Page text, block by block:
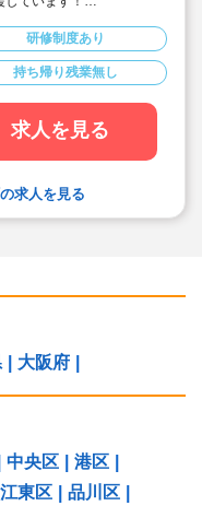
ち帰り残業なし
給休暇の消化もしっかり
持ちの方や子育て中の方も
力を入れています！
研修制度あり
持ち帰り残業無し
求人を見る
求人を見る
大阪府
中央区 港区
江東区 品川区